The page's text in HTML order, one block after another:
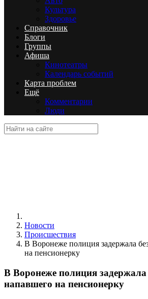
Культура
Здоровье
Справочник
Блоги
Группы
Афиша
Кинотеатры
Календарь событий
Карта проблем
Ещё
Комментарии
Люди
Новости
Происшествия
В Воронеже полиция задержала
на пенсионерку
В Воронеже полиция задержала
напавшего на пенсионерку